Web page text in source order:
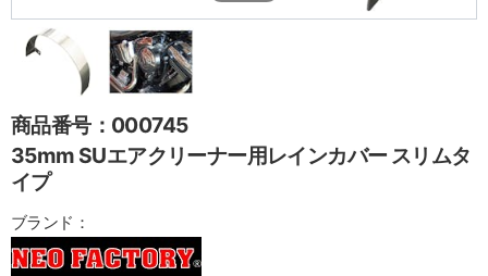
商品番号：000745
35mm SUエアクリーナー用レインカバー スリムタ
イプ
ブランド：